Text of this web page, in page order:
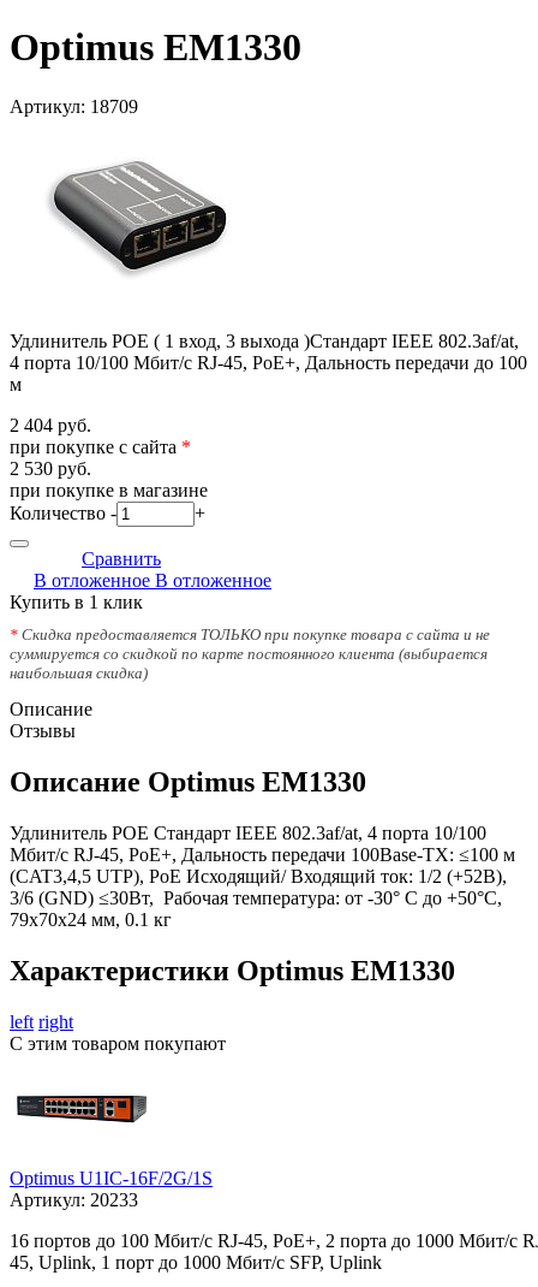
Optimus EM1330
Артикул: 18709
Удлинитель POE ( 1 вход, 3 выхода )Стандарт IEEE 802.3af/at,
4 порта 10/100 Мбит/с RJ-45, PoE+, Дальность передачи до 100
м
2 404 руб.
при покупке с сайта *
2 530 руб.
при покупке в магазине
Количество - +
Сравнить
В отложенное В отложенное
Купить в 1 клик
* Скидка предоставляется ТОЛЬКО при покупке товара с сайта и не
суммируется со скидкой по карте постоянного клиента (выбирается
наибольшая скидка)
Описание
Отзывы
Описание Optimus EM1330
Удлинитель POE Стандарт IEEE 802.3af/at, 4 порта 10/100
Мбит/с RJ-45, PoE+, Дальность передачи 100Base-TX: ≤100 м
(CAT3,4,5 UTP), PoE Исходящий/ Входящий ток: 1/2 (+52В),
3/6 (GND) ≤30Вт, Рабочая температура: от -30° C до +50°С,
79х70х24 мм, 0.1 кг
Характеристики Optimus EM1330
left right
С этим товаром покупают
Optimus U1IC-16F/2G/1S
Артикул: 20233
16 портов до 100 Мбит/с RJ-45, PoE+, 2 порта до 1000 Мбит/с
45, Uplink, 1 порт до 1000 Мбит/с SFP, Uplink